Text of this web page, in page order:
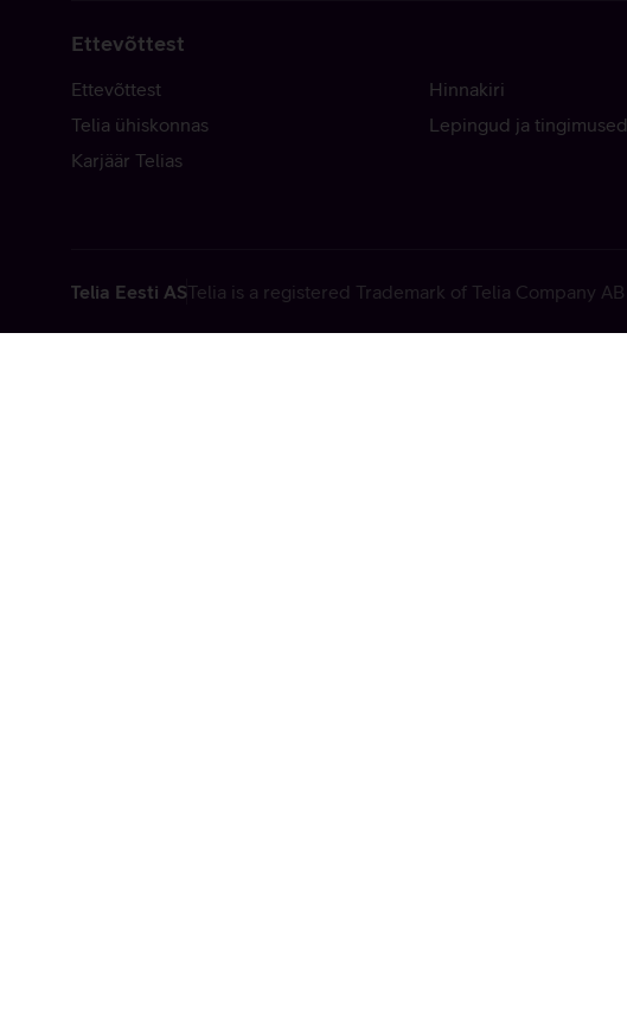
Ettevõttest
Ettevõttest
Telia ühiskonnas
Karjäär Telias
Hinnakiri
Lepingud ja tingimused
Telia Eesti ASTelia is a registered Trademark of Telia Company AB